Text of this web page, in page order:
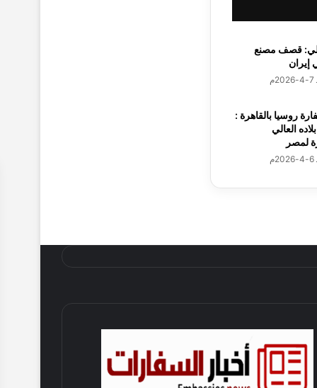
قصف مصنع
إيران
روسيا بالقاهرة :
العالي
لمصر